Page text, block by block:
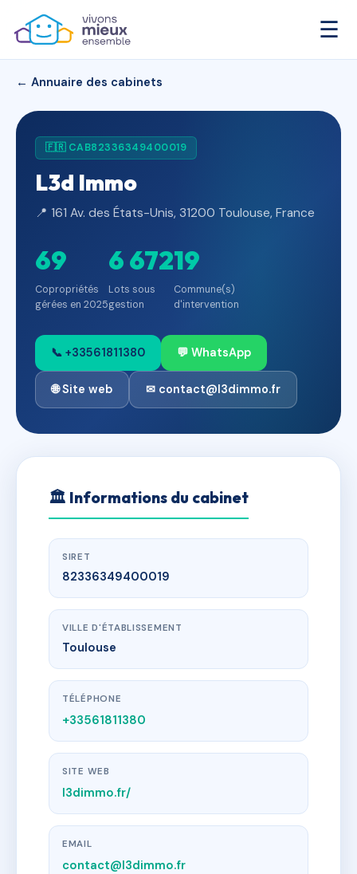
☰
← Annuaire des cabinets
🇫🇷 CAB82336349400019
L3d Immo
📍 161 Av. des États-Unis, 31200 Toulouse, France
69
Copropriétés
gérées en 2025
6 672
Lots sous
gestion
19
Commune(s)
d'intervention
📞 +33561811380 💬 WhatsApp
🌐 Site web ✉ contact@l3dimmo.fr
🏛 Informations du cabinet
SIRET
82336349400019
VILLE D'ÉTABLISSEMENT
Toulouse
TÉLÉPHONE
+33561811380
SITE WEB
l3dimmo.fr/
EMAIL
contact@l3dimmo.fr